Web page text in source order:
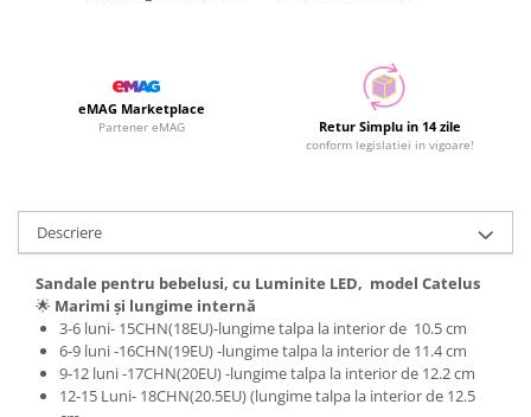
eMAG Marketplace
Partener eMAG Retur Simplu in 14 zile
conform legislatiei in vigoare!
Descriere
Sandale pentru bebelusi, cu Luminite LED, model Catelus
🌟 Marimi și lungime internă
3-6 luni- 15CHN(18EU)-lungime talpa la interior de 10.5 cm
6‑9 luni -16CHN(19EU) -lungime talpa la interior de 11.4 cm
9‑12 luni -17CHN(20EU) -lungime talpa la interior de 12.2 cm
12-15 Luni- 18CHN(20.5EU) (lungime talpa la interior de 12.5